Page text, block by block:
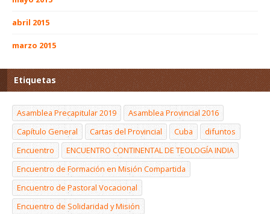
abril 2015
marzo 2015
Etiquetas
Asamblea Precapitular 2019
Asamblea Provincial 2016
Capítulo General
Cartas del Provincial Cuba
difuntos
Encuentro
ENCUENTRO CONTINENTAL DE TEOLOGÍA INDIA
Encuentro de Formación en Misión Compartida
Encuentro de Pastoral Vocacional
Encuentro de Solidaridad y Misión